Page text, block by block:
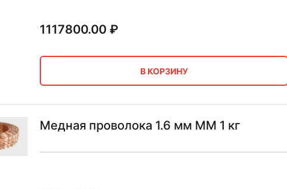
1117800.00₽
В КОРЗИНУ
Медная проволока 1.6 мм ММ 1 кг